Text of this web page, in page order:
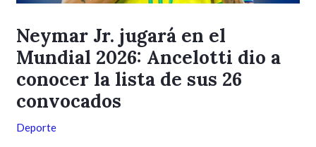
Neymar Jr. jugará en el
Mundial 2026: Ancelotti dio a
conocer la lista de sus 26
convocados
Deporte